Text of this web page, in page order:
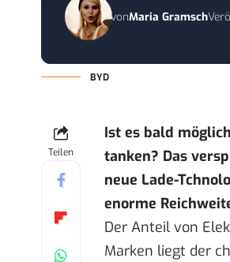
vonMaria Gramsch
BYD
Teilen
Ist es bald
tanken? Das
neue Lade-
enorme
Der Anteil von
Marken liegt der